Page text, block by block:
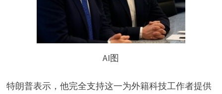
AI图
特朗普表示，他完全支持这一为外籍科技工作者提供